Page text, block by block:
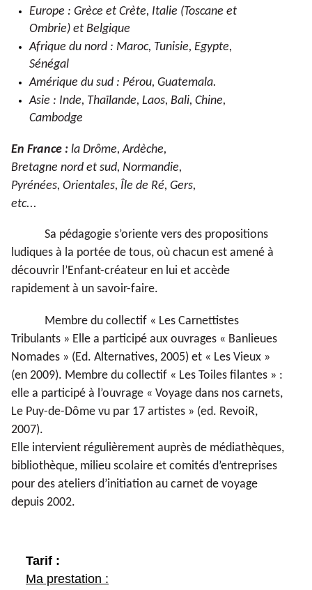
Europe : Grèce et Crète, Italie (Toscane et
Ombrie) et Belgique
Afrique du nord : Maroc, Tunisie, Egypte,
Sénégal
Amérique du sud : Pérou, Guatemala.
Asie : Inde, Thaïlande, Laos, Bali, Chine,
Cambodge
En France : la Drôme, Ardèche,
Bretagne nord et sud, Normandie,
Pyrénées, Orientales, Île de Ré, Gers,
etc...
Sa pédagogie s’oriente vers des propositions
ludiques à la portée de tous, où chacun est amené à
découvrir l’Enfant-créateur en lui et accède
rapidement à un savoir-faire.
Membre du collectif « Les Carnettistes
Tribulants » Elle a participé aux ouvrages « Banlieues
Nomades » (Ed. Alternatives, 2005) et « Les Vieux »
(en 2009). Membre du collectif « Les Toiles filantes » :
elle a participé à l’ouvrage « Voyage dans nos carnets,
Le Puy-de-Dôme vu par 17 artistes » (ed. RevoiR,
2007).
Elle intervient régulièrement auprès de médiathèques,
bibliothèque, milieu scolaire et comités d’entreprises
pour des ateliers d’initiation au carnet de voyage
depuis 2002.
Tarif :
Ma prestation :